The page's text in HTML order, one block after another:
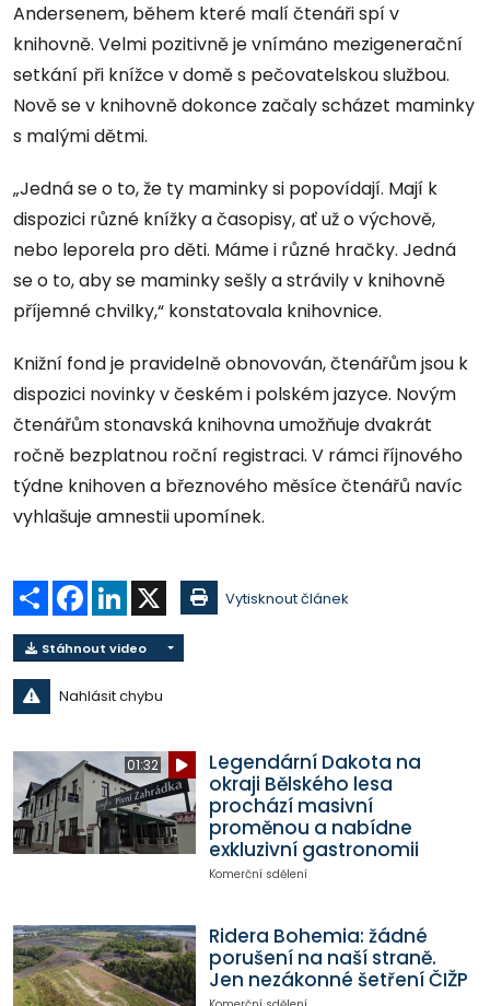
Andersenem, během které malí čtenáři spí v
knihovně. Velmi pozitivně je vnímáno mezigenerační
setkání při knížce v domě s pečovatelskou službou.
Nově se v knihovně dokonce začaly scházet maminky
s malými dětmi.
„Jedná se o to, že ty maminky si popovídají. Mají k
dispozici různé knížky a časopisy, ať už o výchově,
nebo leporela pro děti. Máme i různé hračky. Jedná
se o to, aby se maminky sešly a strávily v knihovně
příjemné chvilky,“ konstatovala knihovnice.
Knižní fond je pravidelně obnovován, čtenářům jsou k
dispozici novinky v českém i polském jazyce. Novým
čtenářům stonavská knihovna umožňuje dvakrát
ročně bezplatnou roční registraci. V rámci říjnového
týdne knihoven a březnového měsíce čtenářů navíc
vyhlašuje amnestii upomínek.
Sdílet Facebook
LinkedIn Vytisknout článek
Stáhnout video
Nahlásit chybu
01:32
Legendární Dakota na
okraji Bělského lesa
prochází masivní
proměnou a nabídne
exkluzivní gastronomii
Komerční sdělení
Ridera Bohemia: žádné
porušení na naší straně.
Jen nezákonné šetření ČIŽP